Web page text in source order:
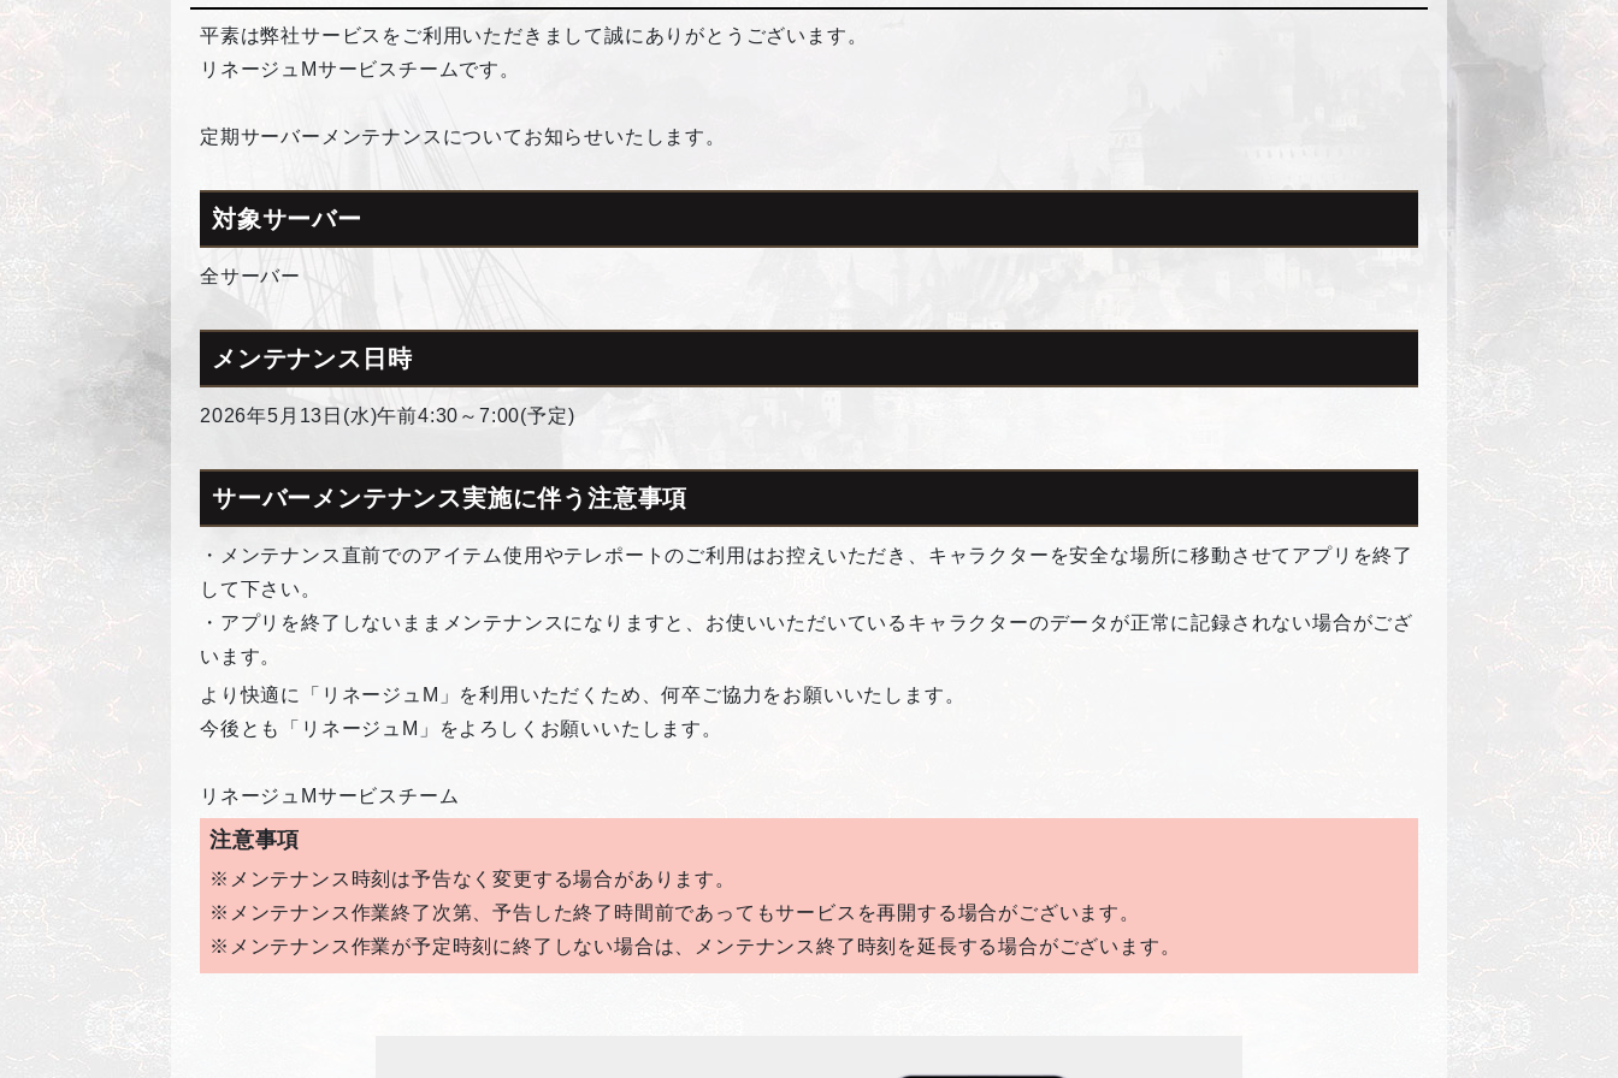
平素は弊社サービスをご利用いただきまして誠にありがとうございます。
リネージュMサービスチームです。
定期サーバーメンテナンスについてお知らせいたします。
対象サーバー
全サーバー
メンテナンス日時
2026年5月13日(水)午前4:30～7:00(予定)
サーバーメンテナンス実施に伴う注意事項
・メンテナンス直前でのアイテム使用やテレポートのご利用はお控えいただき、キャラクターを安全な場所に移動させてアプリを終了
して下さい。
・アプリを終了しないままメンテナンスになりますと、お使いいただいているキャラクターのデータが正常に記録されない場合がござ
います。
より快適に「リネージュM」を利用いただくため、何卒ご協力をお願いいたします。
今後とも「リネージュM」をよろしくお願いいたします。
リネージュMサービスチーム
注意事項
※メンテナンス時刻は予告なく変更する場合があります。
※メンテナンス作業終了次第、予告した終了時間前であってもサービスを再開する場合がございます。
※メンテナンス作業が予定時刻に終了しない場合は、メンテナンス終了時刻を延長する場合がございます。